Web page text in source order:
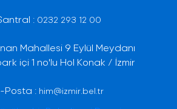
: 0232 293 12 00
Mahallesi 9 Eylül Meydanı
içi 1 no'lu Hol Konak / İzmir
Posta : him@izmir.bel.tr